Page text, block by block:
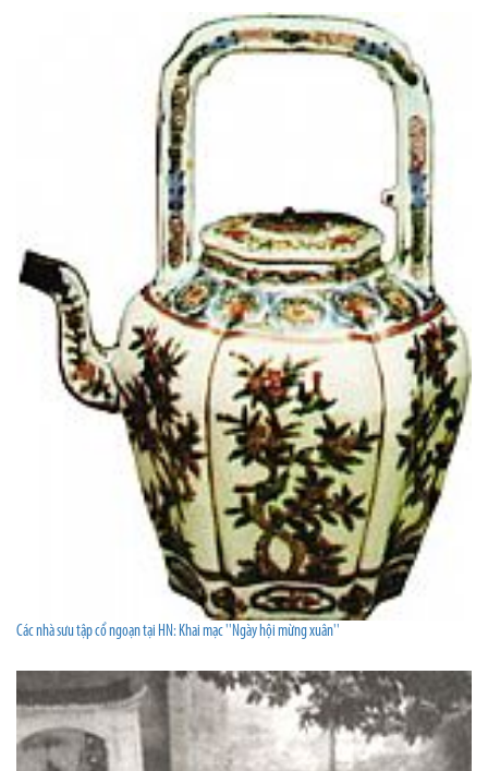
Các nhà sưu tập cổ ngoạn tại HN: Khai mạc ''Ngày hội mừng xuân''